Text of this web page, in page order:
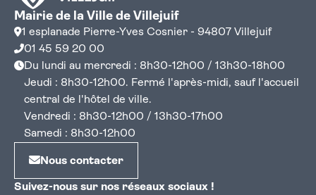
Mairie de la Ville de Villejuif
1 esplanade Pierre-Yves Cosnier - 94807 Villejuif
01 45 59 20 00
Du lundi au mercredi : 8h30-12h00 / 13h30-18h00
Jeudi : 8h30-12h00. Fermé l'après-midi, sauf l'accueil
central de l'hôtel de ville.
Vendredi : 8h30-12h00 / 13h30-17h00
Samedi : 8h30-12h00
Nous contacter
Suivez-nous sur nos réseaux sociaux !